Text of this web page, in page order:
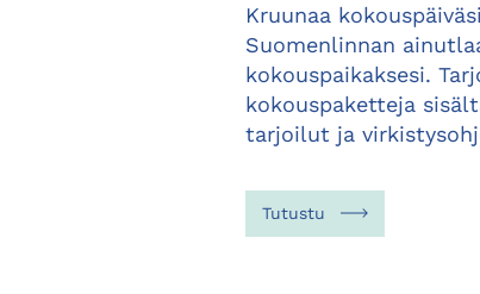
Kruunaa
Suomenlinnan
kokouspaikaksesi.
kokouspaketteja
tarjoilut ja
Tutustu